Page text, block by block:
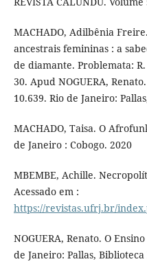
MACHADO, Adilbênia
ancestrais femininas : a
de diamante. Problemata:
30. Apud NOGUERA,
10.639. Rio de Janeiro:
MACHADO, Taisa. O
de Janeiro : Cobogo. 2020
MBEMBE, Achille.
Acessado em :
https://revistas.ufrj.br/
NOGUERA, Renato. O
de Janeiro: Pallas,